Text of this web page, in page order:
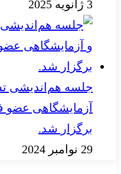
3 ژانویه 2025
جلسه هم‌اندیشی
آزمایشگاهی عضو
برگزار شد.
29 نوامبر 2024